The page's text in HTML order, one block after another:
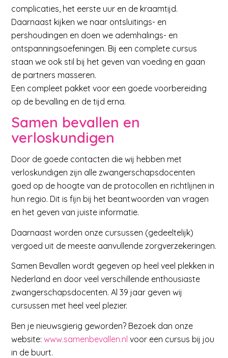
complicaties, het eerste uur en de kraamtijd.
Daarnaast kijken we naar ontsluitings- en
pershoudingen en doen we ademhalings- en
ontspanningsoefeningen. Bij een complete cursus
staan we ook stil bij het geven van voeding en gaan
de partners masseren.
Een compleet pakket voor een goede voorbereiding
op de bevalling en de tijd erna.
Samen bevallen en
verloskundigen
Door de goede contacten die wij hebben met
verloskundigen zijn alle zwangerschapsdocenten
goed op de hoogte van de protocollen en richtlijnen in
hun regio. Dit is fijn bij het beantwoorden van vragen
en het geven van juiste informatie.
Daarnaast worden onze cursussen (gedeeltelijk)
vergoed uit de meeste aanvullende zorgverzekeringen.
Samen Bevallen wordt gegeven op heel veel plekken in
Nederland en door veel verschillende enthousiaste
zwangerschapsdocenten. Al 39 jaar geven wij
cursussen met heel veel plezier.
Ben je nieuwsgierig geworden? Bezoek dan onze
website:www.samenbevallen.nl voor een cursus bij jou
in de buurt.